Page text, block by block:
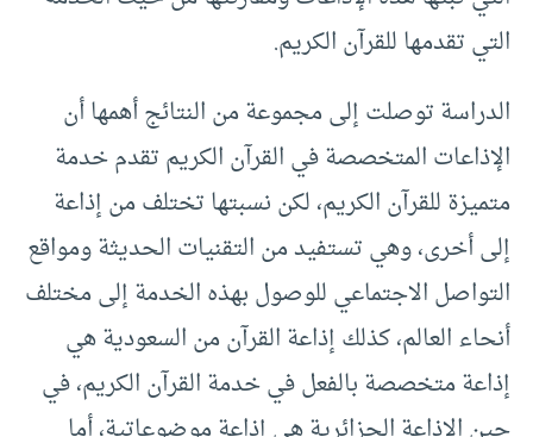
التي تقدمها للقرآن الكريم.
الدراسة توصلت إلى مجموعة من النتائج أهمها أن
الإذاعات المتخصصة في القرآن الكريم تقدم خدمة
متميزة للقرآن الكريم، لكن نسبتها تختلف من إذاعة
إلى أخرى، وهي تستفيد من التقنيات الحديثة ومواقع
التواصل الاجتماعي للوصول بهذه الخدمة إلى مختلف
أنحاء العالم، كذلك إذاعة القرآن من السعودية هي
إذاعة متخصصة بالفعل في خدمة القرآن الكريم، في